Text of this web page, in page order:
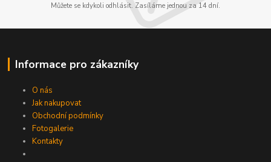
Můžete se kdykoli odhlásit. Zasíláme jednou za 14 dní.
Informace pro zákazníky
O nás
Jak nakupovat
Obchodní podmínky
Fotogalerie
Kontakty